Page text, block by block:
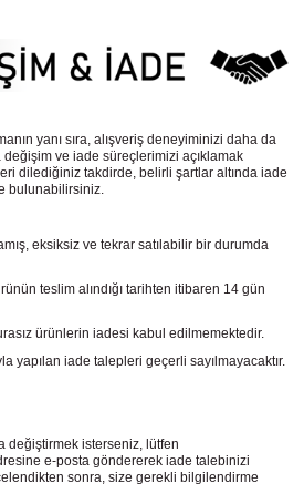
yanı sıra, alışveriş deneyiminizi daha da
ve iade süreçlerimizi açıklamak
dilediğiniz takdirde, belirli şartlar altında iade
bulunabilirsiniz.
eksiksiz ve tekrar satılabilir bir durumda
teslim alındığı tarihten itibaren 14 gün
ürünlerin iadesi kabul edilmemektedir.
yapılan iade talepleri geçerli sayılmayacaktır.
değiştirmek isterseniz, lütfen
e-posta göndererek iade talebinizi
sonra, size gerekli bilgilendirme